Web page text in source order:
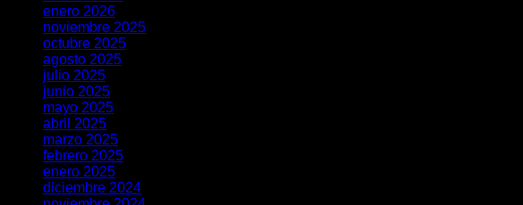
enero 2026
noviembre 2025
octubre 2025
agosto 2025
julio 2025
junio 2025
mayo 2025
abril 2025
marzo 2025
febrero 2025
enero 2025
diciembre 2024